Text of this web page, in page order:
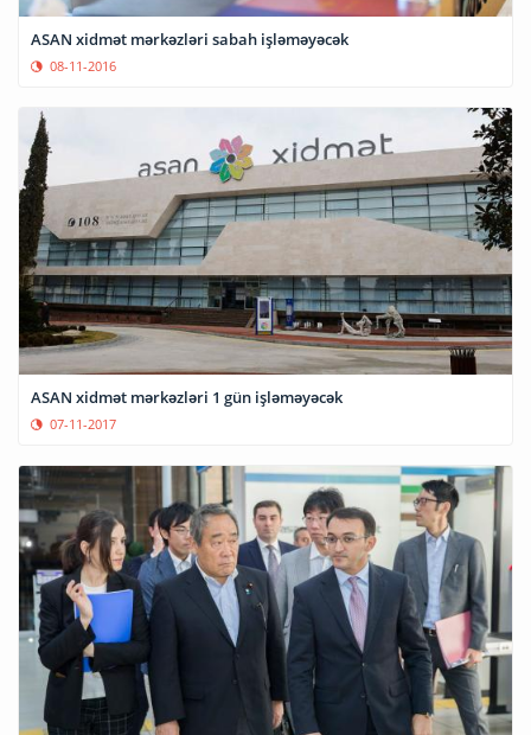
ASAN xidmət mərkəzləri sabah işləməyəcək
08-11-2016
ASAN xidmət mərkəzləri 1 gün işləməyəcək
07-11-2017